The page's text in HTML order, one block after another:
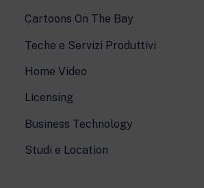
Cartoons On The Bay
Teche e Servizi Produttivi
Home Video
Licensing
Business Technology
Studi e Location